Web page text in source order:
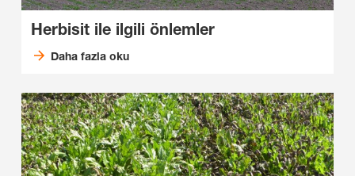
Herbisit ile ilgili önlemler
Daha fazla oku